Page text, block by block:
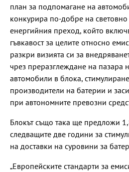
план за подпомагане на
конкурира по-добре на
енергийния преход, който
гъвкавост за целите относно
разкри визията си за
чрез преразглеждане на пазара
автомобили в блока,
производители на батерии и
при автономните превозни
Блокът също така ще предложи
следващите две години за
на доставки на суровини за
„Европейските стандарти за